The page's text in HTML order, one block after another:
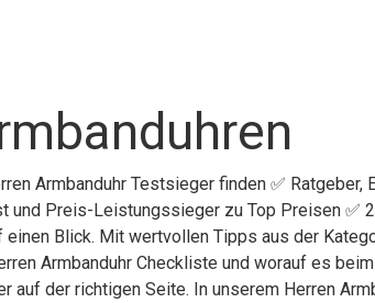
Armbanduhr Testsieger finden ✅ Ratgeber,
und Preis-Leistungssieger zu Top Preisen ✅
einen Blick. Mit wertvollen Tipps aus der
Armbanduhr Checkliste und worauf es
der richtigen Seite. In unserem Herren